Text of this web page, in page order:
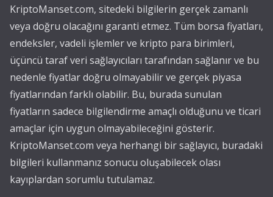
KriptoManset.com, sitedeki bilgilerin gerçek zamanlı
veya doğru olacağını garanti etmez. Tüm borsa fiyatları,
endeksler, vadeli işlemler ve kripto para birimleri,
üçüncü taraf veri sağlayıcıları tarafından sağlanır ve bu
nedenle fiyatlar doğru olmayabilir ve gerçek piyasa
fiyatlarından farklı olabilir. Bu, burada sunulan
fiyatların sadece bilgilendirme amaçlı olduğunu ve ticari
amaçlar için uygun olmayabileceğini gösterir.
KriptoManset.com veya herhangi bir sağlayıcı, buradaki
bilgileri kullanmanız sonucu oluşabilecek olası
kayıplardan sorumlu tutulamaz.